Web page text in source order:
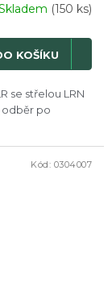
(150 ks)
KOŠÍKU
se střelou LRN
odběr po
Kód: 0304007